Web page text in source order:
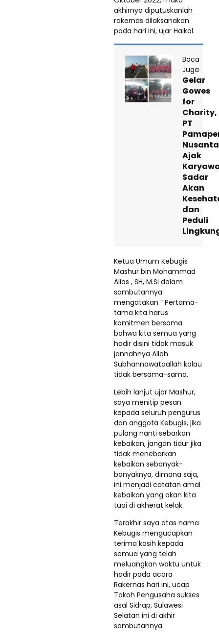
akhirnya diputuskanlah
rakernas dilaksanakan
pada hari ini, ujar Haikal.
Baca
Juga
Gelar
Gowes
for
Charity,
PT
Ajak
Sadar
Akan
dan
Peduli
Ketua Umum Kebugis
Mashur bin Mohammad
Alias , SH, M.Si dalam
sambutannya
mengatakan ” Pertama-
tama kita harus
komitmen bersama
bahwa kita semua yang
hadir disini tidak masuk
jannahnya Allah
Subhannawataallah kalau
tidak bersama-sama.
Lebih lanjut ujar Mashur,
saya menitip pesan
kepada seluruh pengurus
dan anggota Kebugis, jika
pulang nanti sebarkan
kebaikan, jangan tidur jika
tidak menebarkan
kebaikan sebanyak-
banyaknya, dimana saja,
ini menjadi catatan amal
kebaikan yang akan kita
tuai di akherat kelak.
Terakhir saya atas nama
Kebugis mengucapkan
terima kasih kepada
semua yang telah
meluangkan waktu untuk
hadir pada acara
Rakernas hari ini, ucap
Tokoh Pengusaha sukses
asal Sidrap, Sulawesi
Selatan ini di akhir
sambutannya.